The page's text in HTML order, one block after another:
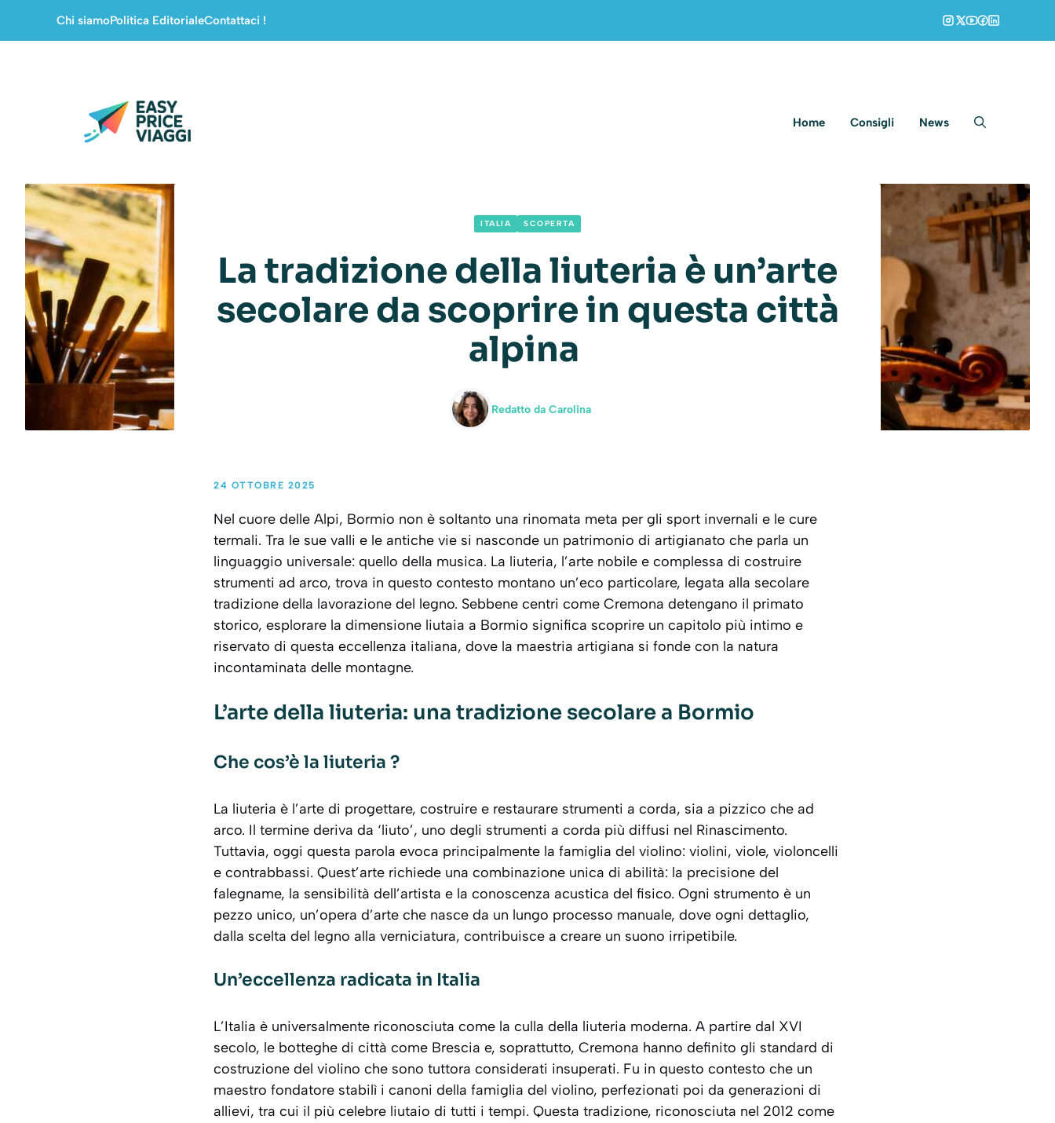
Chi siamoPolitica EditorialeContattaci !
Home Consigli News
ITALIA SCOPERTA
La tradizione della liuteria è un’arte
secolare da scoprire in questa città
alpina
Redatto da Carolina
24 OTTOBRE 2025
Nel cuore delle Alpi, Bormio non è soltanto una rinomata meta per gli sport invernali e le cure
termali. Tra le sue valli e le antiche vie si nasconde un patrimonio di artigianato che parla un
linguaggio universale: quello della musica. La liuteria, l’arte nobile e complessa di costruire
strumenti ad arco, trova in questo contesto montano un’eco particolare, legata alla secolare
tradizione della lavorazione del legno. Sebbene centri come Cremona detengano il primato
storico, esplorare la dimensione liutaia a Bormio significa scoprire un capitolo più intimo e
riservato di questa eccellenza italiana, dove la maestria artigiana si fonde con la natura
incontaminata delle montagne.
L’arte della liuteria: una tradizione secolare a Bormio
Che cos’è la liuteria ?
La liuteria è l’arte di progettare, costruire e restaurare strumenti a corda, sia a pizzico che ad
arco. Il termine deriva da ‘liuto’, uno degli strumenti a corda più diffusi nel Rinascimento.
Tuttavia, oggi questa parola evoca principalmente la famiglia del violino: violini, viole, violoncelli
e contrabbassi. Quest’arte richiede una combinazione unica di abilità: la precisione del
falegname, la sensibilità dell’artista e la conoscenza acustica del fisico. Ogni strumento è un
pezzo unico, un’opera d’arte che nasce da un lungo processo manuale, dove ogni dettaglio,
dalla scelta del legno alla verniciatura, contribuisce a creare un suono irripetibile.
Un’eccellenza radicata in Italia
L’Italia è universalmente riconosciuta come la culla della liuteria moderna. A partire dal XVI
secolo, le botteghe di città come Brescia e, soprattutto, Cremona hanno definito gli standard di
costruzione del violino che sono tuttora considerati insuperati. Fu in questo contesto che un
maestro fondatore stabilì i canoni della famiglia del violino, perfezionati poi da generazioni di
allievi, tra cui il più celebre liutaio di tutti i tempi. Questa tradizione, riconosciuta nel 2012 come